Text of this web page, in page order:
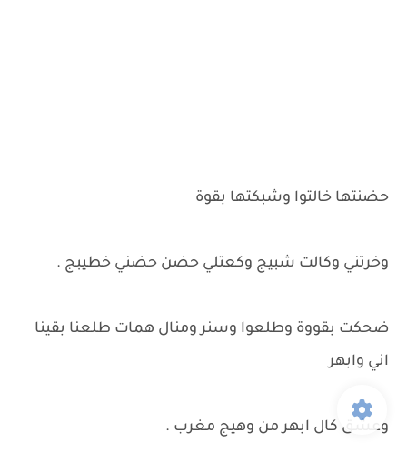
حضنتها خالتوا وشبكتها بقوة
وخرتني وكالت شبيج وكعتلي حضن حضني خطيبج .
ضحكت بقووة وطلعوا وسنر ومنال همات طلعنا بقينا
اني وابهر
وعشق كال ابهر من وهيج مغرب .